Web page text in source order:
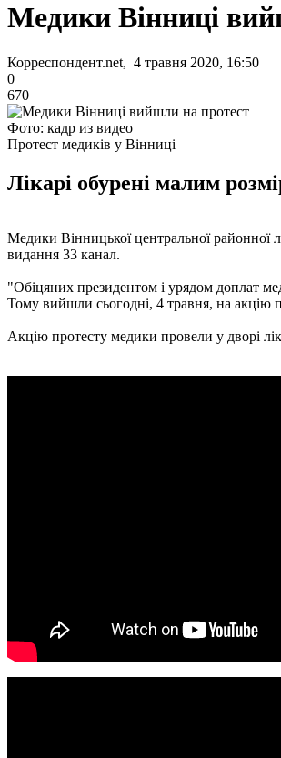
Медики Вінниці
Корреспондент.net, 4 травня 2020, 16:50
0
670
Фото: кадр из видео
Протест медиків у Вінниці
Лікарі обурені малим
Медики Вінницької центральної районної
видання 33 канал.
"Обіцяних президентом і урядом доплат
Тому вийшли сьогодні, 4 травня, на акцію
Акцію протесту медики провели у дворі